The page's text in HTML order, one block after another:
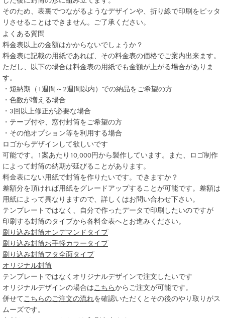
そのため、表裏でつながるようなデザインや、折り線で印刷をピッタ
リさせることはできません。ご了承ください。
よくある質問
料金表以上の金額はかからないでしょうか？
料金表に記載の用紙であれば、その料金表の価格でご案内出来ます。
ただし、以下の場合は料金表の用紙でも金額が上がる場合がありま
す。
・短納期（1週間～2週間以内）での納品をご希望の方
・色数が増える場合
・3回以上修正が必要な場合
・テープ付や、窓付封筒をご希望の方
・その他オプション等を利用する場合
ロゴからデザインして欲しいです
可能です。1案あたり10,000円から製作しています。また、ロゴ制作
によって封筒の納期が延びることがあります。
料金表にない用紙で封筒を作りたいです。できますか？
差額分を頂ければ用紙をグレードアップすることが可能です。差額は
用紙によって異なりますので、詳しくはお問い合わせ下さい。
テンプレートではなく、自分で作ったデータで印刷したいのですが
印刷する封筒のタイプから各料金表へとお進みください。
刷り込み封筒オンデマンドタイプ
刷り込み封筒お手軽カラータイプ
刷り込み封筒フタ全面タイプ
オリジナル封筒
テンプレートではなくオリジナルデザインで注文したいです
オリジナルデザインの場合はこちらからご注文が可能です。
併せて こちらのご注文の流れを確認いただくとその後のやり取りがス
ムーズです。